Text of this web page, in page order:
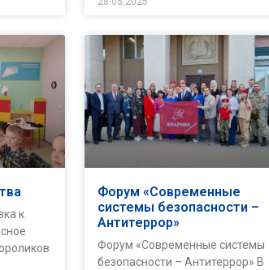
к
Форум «Современные
системы безопасности –
Антитеррор»
Форум «Современные системы
безопасности – Антитеррор» В